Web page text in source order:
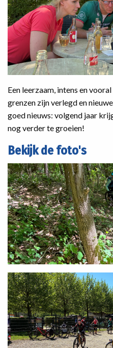
Een leerzaam, intens en
grenzen zijn verlegd en
goed nieuws: volgend jaar
nog verder te groeien!
Bekijk de foto's